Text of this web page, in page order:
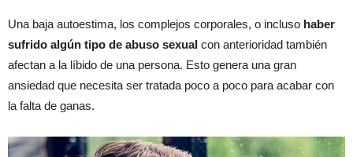
Una baja autoestima, los complejos corporales, o incluso haber
sufrido algún tipo de abuso sexual con anterioridad también
afectan a la líbido de una persona. Esto genera una gran
ansiedad que necesita ser tratada poco a poco para acabar con
la falta de ganas.